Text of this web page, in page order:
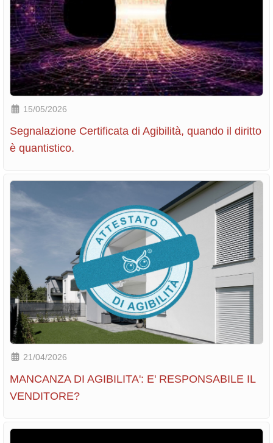
15/05/2026
Segnalazione Certificata di Agibilità, quando il diritto
è quantistico.
21/04/2026
MANCANZA DI AGIBILITA': E' RESPONSABILE IL
VENDITORE?